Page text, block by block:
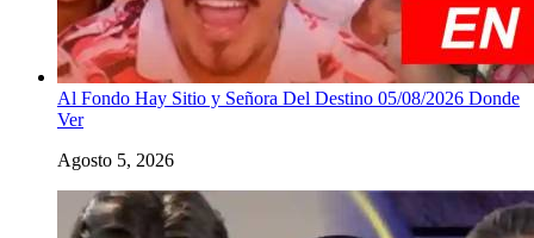
Al Fondo Hay Sitio y Señora Del Destino 05/08/2026 Donde
Ver
Agosto 5, 2026